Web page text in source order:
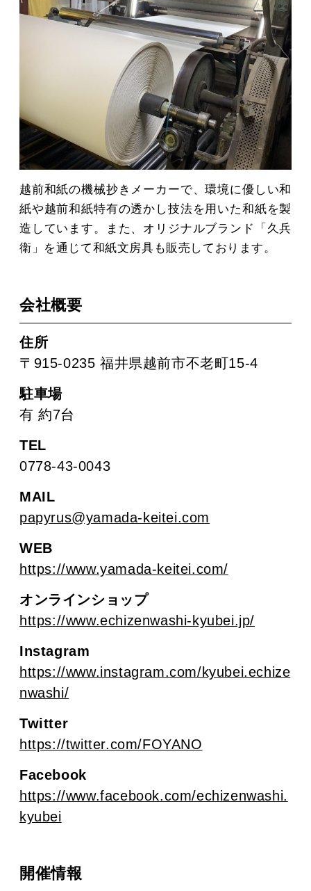
越前和紙の機械抄きメーカーで、環境に優しい和
紙や越前和紙特有の透かし技法を用いた和紙を製
造しています。また、オリジナルブランド「久兵
衛」を通じて和紙文房具も販売しております。
会社概要
住所
〒915-0235 福井県越前市不老町15-4
駐車場
有 約7台
TEL
0778-43-0043
MAIL
papyrus@yamada-keitei.com
WEB
https://www.yamada-keitei.com/
オンラインショップ
https://www.echizenwashi-kyubei.jp/
Instagram
https://www.instagram.com/kyubei.echize
nwashi/
Twitter
https://twitter.com/FOYANO
Facebook
https://www.facebook.com/echizenwashi.
kyubei
開催情報